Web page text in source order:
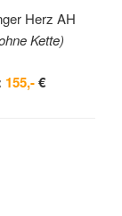
Herz AH
Kette)
155,-€